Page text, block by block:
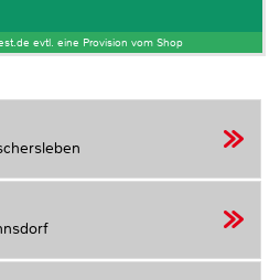
evtl. eine Provision vom Shop